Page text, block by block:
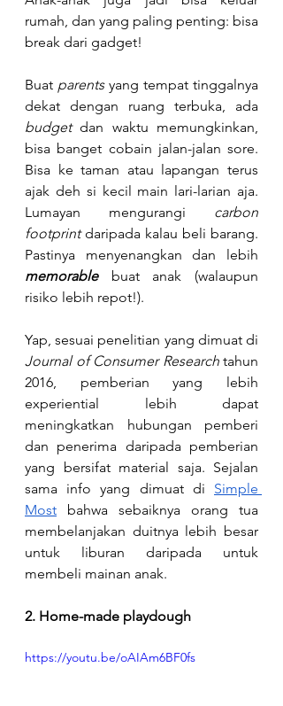
rumah, dan yang paling penting: bisa
break dari gadget!
Buat parents yang tempat tinggalnya
budget dan waktu memungkinkan,
bisa banget cobain jalan-jalan sore.
Bisa ke taman atau lapangan terus
ajak deh si kecil main lari-larian aja.
Lumayan mengurangi carbon
footprint daripada kalau beli barang.
memorable buat anak (walaupun
risiko lebih repot!).
Journal of Consumer Research tahun
2016, pemberian yang lebih
experiential lebih dapat
meningkatkan hubungan pemberi
dan penerima daripada pemberian
yang bersifat material saja. Sejalan
sama info yang dimuat di Simple
Most bahwa sebaiknya orang tua
membelanjakan duitnya lebih besar
untuk liburan daripada untuk
membeli mainan anak.
2. Home-made playdough
https://youtu.be/oAIAm6BF0fs